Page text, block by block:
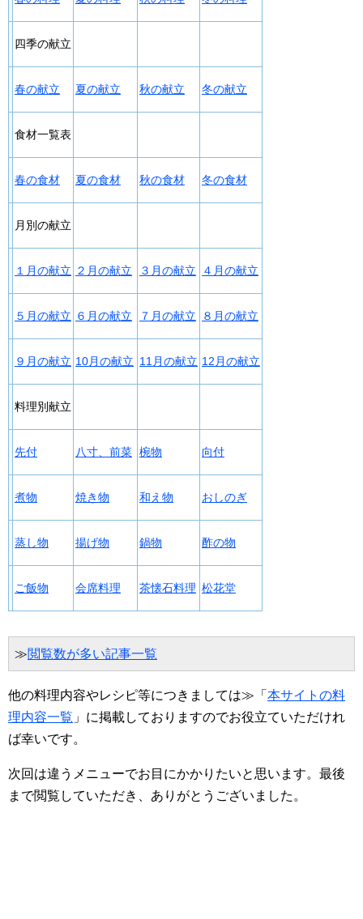
四季の献立
春の献立 夏の献立 秋の献立 冬の献立
食材一覧表
春の食材 夏の食材 秋の食材 冬の食材
月別の献立
１月の献立 ２月の献立 ３月の献立 ４月の献立
５月の献立 ６月の献立 ７月の献立 ８月の献立
９月の献立 10月の献立 11月の献立 12月の献立
料理別献立
先付 八寸、前菜 椀物 向付
煮物 焼き物 和え物 おしのぎ
蒸し物 揚げ物 鍋物 酢の物
ご飯物 会席料理 茶懐石料理 松花堂
≫閲覧数が多い記事一覧
他の料理内容やレシピ等につきましては≫「 本サイトの料
理内容一覧 」に掲載しておりますのでお役立ていただけれ
ば幸いです。
次回は違うメニューでお目にかかりたいと思います。最後
まで閲覧していただき、ありがとうございました。